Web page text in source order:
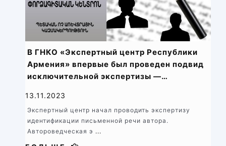
В ГНКО «Экспертный центр Республики
Армения» впервые был проведен подвид
исключительной экспертизы —
речи автора
13.11.2023
Экспертный центр начал проводить экспертизу
идентификации письменной речи автора.
Автороведческая э ...